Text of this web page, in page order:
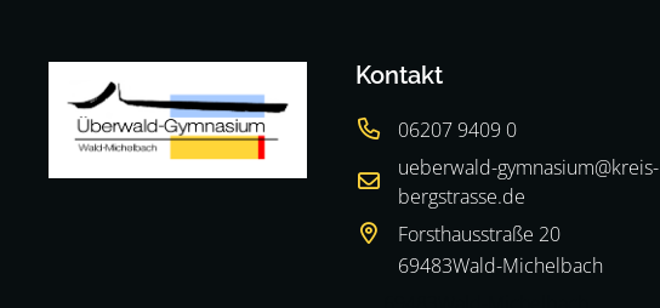
Kontakt
06207 9409 0
ueberwald-gymnasium@kreis-
bergstrasse.de
Forsthausstraße 20
69483Wald-Michelbach